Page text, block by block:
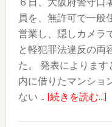
シ
ー、
性
的
暴
行
で
員を、無許可で一般
営業し、隠しカメラ
と軽犯罪法違反の両
た。 発表によりま
内に借りたマンショ
ない … [続きを読む...]